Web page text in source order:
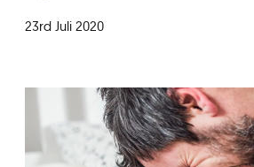
23rd Juli 2020